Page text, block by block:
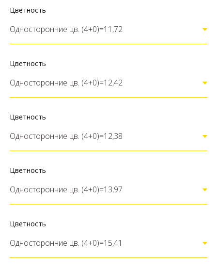
Цветность
Цветность
Цветность
Цветность
Цветность